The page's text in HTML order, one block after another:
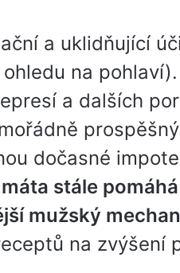
a uklidňující
na
a dalších
dočasné
stále
mužský
na zvýšení